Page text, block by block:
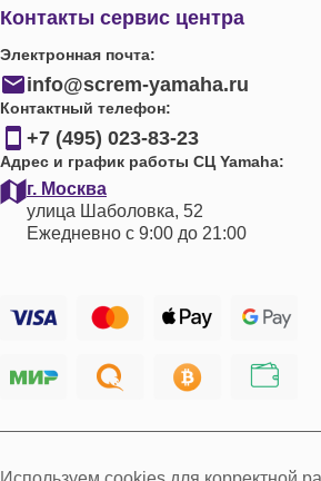
Контакты сервис центра
Электронная почта:
info@screm-yamaha.ru
Контактный телефон:
+7 (495) 023-83-23
Адрес и график работы СЦ Yamaha:
г. Москва
улица Шаболовка, 52
Ежедневно с 9:00 до 21:00